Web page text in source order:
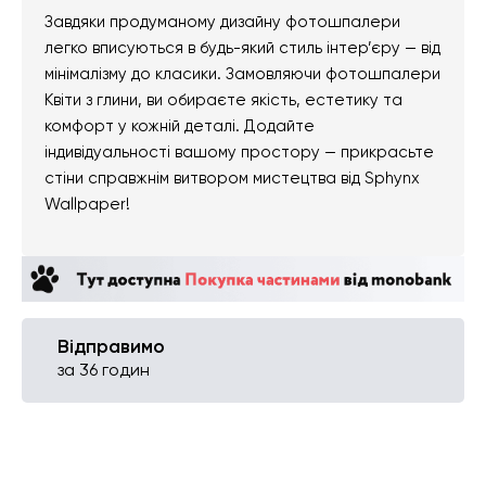
Завдяки продуманому дизайну фотошпалери
легко вписуються в будь-який стиль інтер’єру — від
мінімалізму до класики. Замовляючи фотошпалери
Квіти з глини, ви обираєте якість, естетику та
комфорт у кожній деталі. Додайте
індивідуальності вашому простору — прикрасьте
стіни справжнім витвором мистецтва від Sphynx
Wallpaper!
Відправимо
за 36 годин